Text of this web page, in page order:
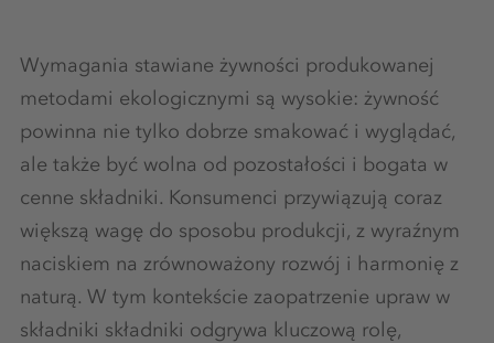
Wymagania stawiane żywności produkowanej
metodami ekologicznymi są wysokie: żywność
powinna nie tylko dobrze smakować i wyglądać,
ale także być wolna od pozostałości i bogata w
cenne składniki. Konsumenci przywiązują coraz
większą wagę do sposobu produkcji, z wyraźnym
naciskiem na zrównoważony rozwój i harmonię z
naturą. W tym kontekście zaopatrzenie upraw w
składniki składniki odgrywa kluczową rolę,